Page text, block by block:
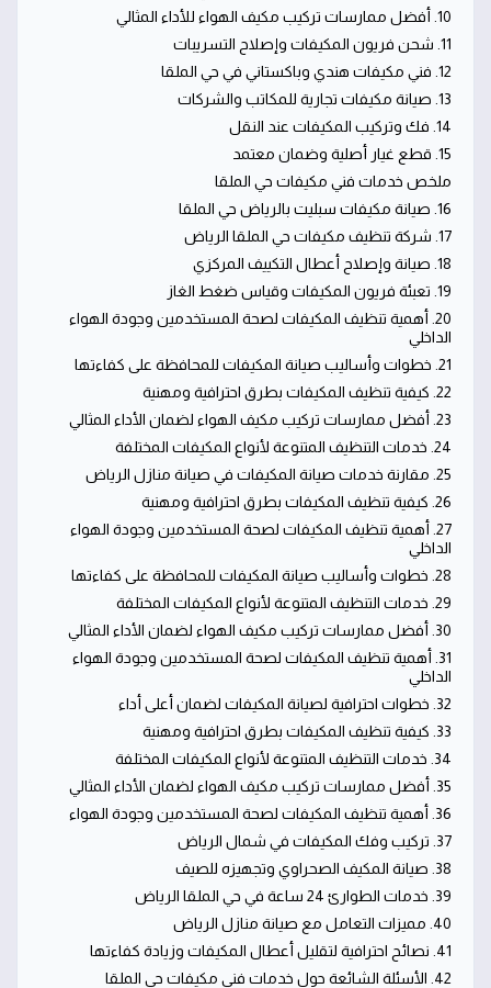
10. أفضل ممارسات تركيب مكيف الهواء للأداء المثالي
11. شحن فريون المكيفات وإصلاح التسريبات
12. فني مكيفات هندي وباكستاني في حي الملقا
13. صيانة مكيفات تجارية للمكاتب والشركات
14. فك وتركيب المكيفات عند النقل
15. قطع غيار أصلية وضمان معتمد
ملخص خدمات فني مكيفات حي الملقا
16. صيانة مكيفات سبليت بالرياض حي الملقا
17. شركة تنظيف مكيفات حي الملقا الرياض
18. صيانة وإصلاح أعطال التكييف المركزي
19. تعبئة فريون المكيفات وقياس ضغط الغاز
20. أهمية تنظيف المكيفات لصحة المستخدمين وجودة الهواء
الداخلي
21. خطوات وأساليب صيانة المكيفات للمحافظة على كفاءتها
22. كيفية تنظيف المكيفات بطرق احترافية ومهنية
23. أفضل ممارسات تركيب مكيف الهواء لضمان الأداء المثالي
24. خدمات التنظيف المتنوعة لأنواع المكيفات المختلفة
25. مقارنة خدمات صيانة المكيفات في صيانة منازل الرياض
26. كيفية تنظيف المكيفات بطرق احترافية ومهنية
27. أهمية تنظيف المكيفات لصحة المستخدمين وجودة الهواء
الداخلي
28. خطوات وأساليب صيانة المكيفات للمحافظة على كفاءتها
29. خدمات التنظيف المتنوعة لأنواع المكيفات المختلفة
30. أفضل ممارسات تركيب مكيف الهواء لضمان الأداء المثالي
31. أهمية تنظيف المكيفات لصحة المستخدمين وجودة الهواء
الداخلي
32. خطوات احترافية لصيانة المكيفات لضمان أعلى أداء
33. كيفية تنظيف المكيفات بطرق احترافية ومهنية
34. خدمات التنظيف المتنوعة لأنواع المكيفات المختلفة
35. أفضل ممارسات تركيب مكيف الهواء لضمان الأداء المثالي
36. أهمية تنظيف المكيفات لصحة المستخدمين وجودة الهواء
37. تركيب وفك المكيفات في شمال الرياض
38. صيانة المكيف الصحراوي وتجهيزه للصيف
39. خدمات الطوارئ 24 ساعة في حي الملقا الرياض
40. مميزات التعامل مع صيانة منازل الرياض
41. نصائح احترافية لتقليل أعطال المكيفات وزيادة كفاءتها
42. الأسئلة الشائعة حول خدمات فني مكيفات حي الملقا